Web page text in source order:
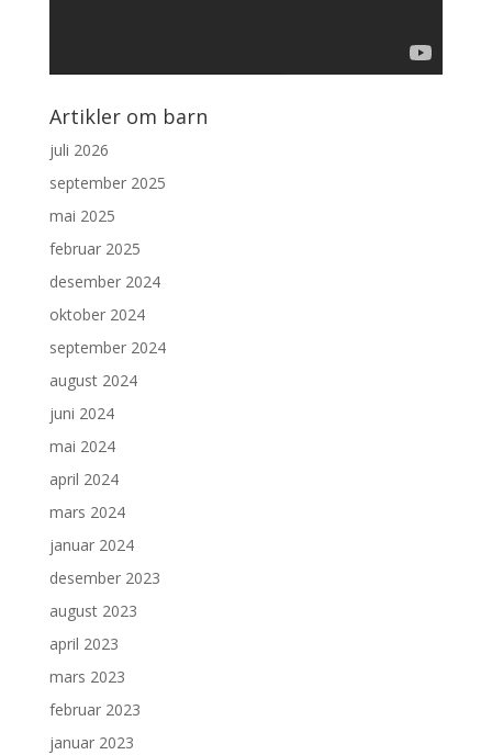
Artikler om barn
juli 2026
september 2025
mai 2025
februar 2025
desember 2024
oktober 2024
september 2024
august 2024
juni 2024
mai 2024
april 2024
mars 2024
januar 2024
desember 2023
august 2023
april 2023
mars 2023
februar 2023
januar 2023